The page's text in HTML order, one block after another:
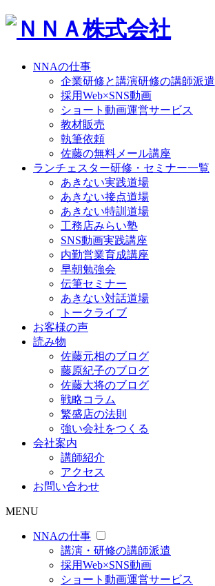
NNAの仕事
企業研修と講演研修の講師派遣
採用Web×SNS動画
ショート動画運営サービス
教材販売
執筆依頼
佐藤の無料メール講座
ランチェスター研修・セミナー一覧
あきない実践道場
あきない接点道場
あきない特訓道場
工務店みらい塾
SNS動画実践講座
内勤営業育成講座
早朝勉強会
伝筆セミナー
あきない対話道場
トークライブ
お客様の声
読み物
佐藤元相のブログ
藤原紀子のブログ
佐藤大将のブログ
戦略コラム
繁盛店の法則
強い会社をつくる
会社案内
講師紹介
アクセス
お問い合わせ
MENU
NNAの仕事
講演・研修の講師派遣
採用Web×SNS動画
ショート動画運営サービス